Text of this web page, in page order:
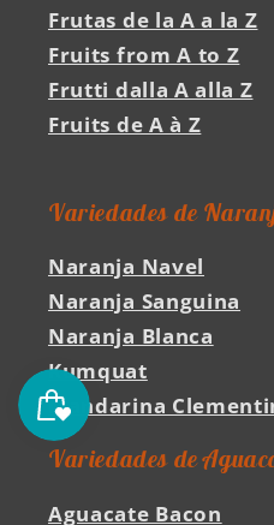
Frutas de la A a la Z
Fruits from A to Z
Frutti dalla A alla Z
Fruits de A à Z
Variedades de
Naranja Navel
Naranja Sanguina
Naranja Blanca
Kumquat
Mandarina
Variedades de
Aguacate Bacon